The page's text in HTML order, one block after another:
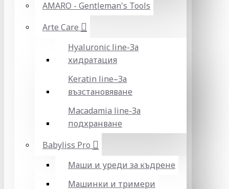
AMARO - Gentleman's Tools
Arte Care
Hyaluronic line-За
хидратация
Keratin line–За
възстановяване
Macadamia line-За
подхранване
Babyliss Pro
Маши и уреди за къдрене
Машинки и тримери